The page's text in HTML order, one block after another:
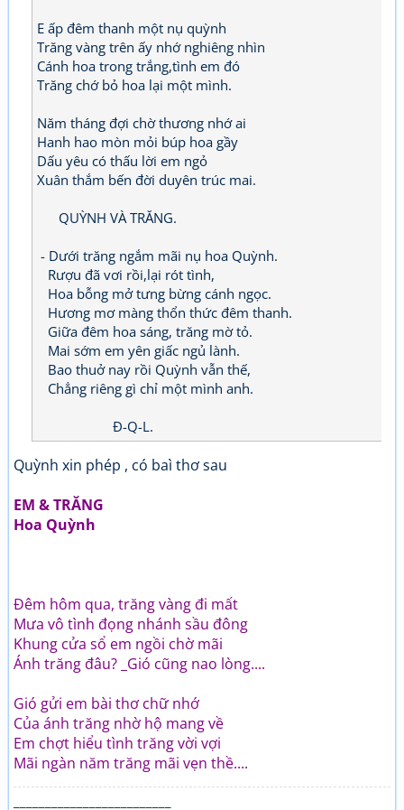
E ấp đêm thanh một nụ quỳnh
Trăng vàng trên ấy nhớ nghiêng nhìn
Cánh hoa trong trắng,tình em đó
Trăng chớ bỏ hoa lại một mình.
Năm tháng đợi chờ thương nhớ ai
Hanh hao mòn mỏi búp hoa gầy
Dấu yêu có thấu lời em ngỏ
Xuân thắm bến đời duyên trúc mai.
QUỲNH VÀ TRĂNG.
- Dưới trăng ngắm mãi nụ hoa Quỳnh.
Rượu đã vơi rồi,lại rót tình,
Hoa bỗng mở tưng bừng cánh ngọc.
Hương mơ màng thổn thức đêm thanh.
Giữa đêm hoa sáng, trăng mờ tỏ.
Mai sớm em yên giấc ngủ lành.
Bao thuở nay rồi Quỳnh vẫn thế,
Chẳng riêng gì chỉ một mình anh.
Đ-Q-L.
Quỳnh xin phép , có baì thơ sau
EM & TRĂNG
Hoa Quỳnh
Đêm hôm qua, trăng vàng đi mất
Mưa vô tình đọng nhánh sầu đông
Khung cửa sổ em ngồi chờ mãi
Ánh trăng đâu? _Gió cũng nao lòng....
Gió gửi em bài thơ chữ nhớ
Của ánh trăng nhờ hộ mang về
Em chợt hiểu tình trăng vời vợi
Mãi ngàn năm trăng mãi vẹn thề....